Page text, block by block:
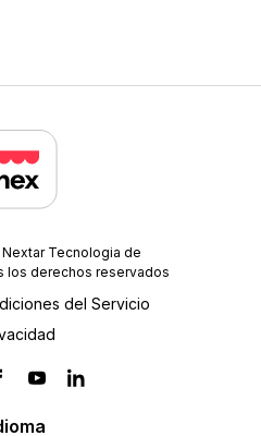
Tecnologia de
los derechos reservados
del Servicio